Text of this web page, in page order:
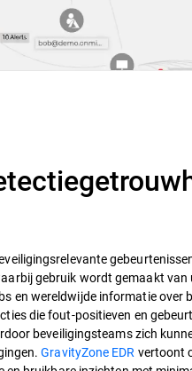
gebruik wordt gemaakt van
en wereldwijde informatie over
die fout-positieven en
beveiligingsteams zich
GravityZone EDR vertoont